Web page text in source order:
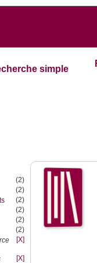
simple
(2)
(2)
(2)
(2)
(2)
(2)
[X]
[X]